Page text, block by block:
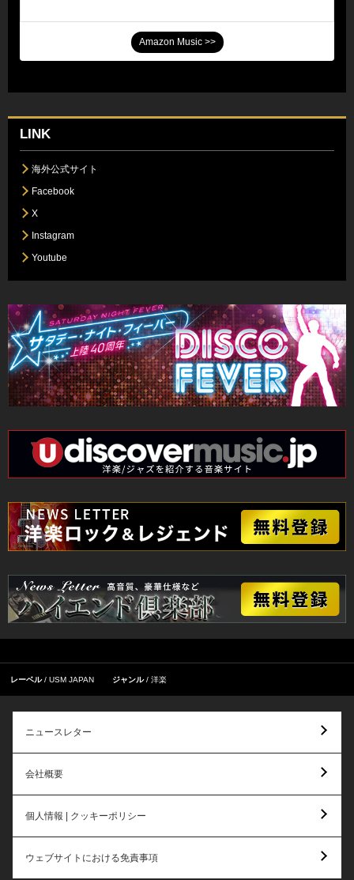
Amazon Music >>
LINK
海外公式サイト
Facebook
X
Instagram
Youtube
レーベル USM JAPAN ジャンル 洋楽
ニュースレター
会社概要
個人情報 | クッキーポリシー
ウェブサイトにおける免責事項